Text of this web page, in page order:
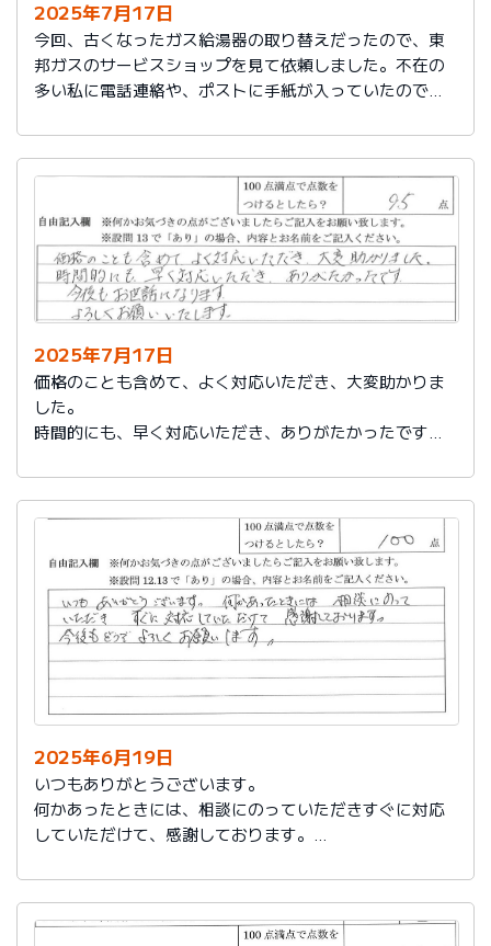
2025年7月17日
今回、古くなったガス給湯器の取り替えだったので、東
邦ガスのサービスショップを見て依頼しました。不在の
多い私に電話連絡や、ポストに手紙が入っていたので、
た。
2025年7月17日
価格のことも含めて、よく対応いただき、大変助かりま
した。
時間的にも、早く対応いただき、ありがたかったです。
2025年6月19日
いつもありがとうございます。
何かあったときには、相談にのっていただきすぐに対応
していただけて、感謝しております。